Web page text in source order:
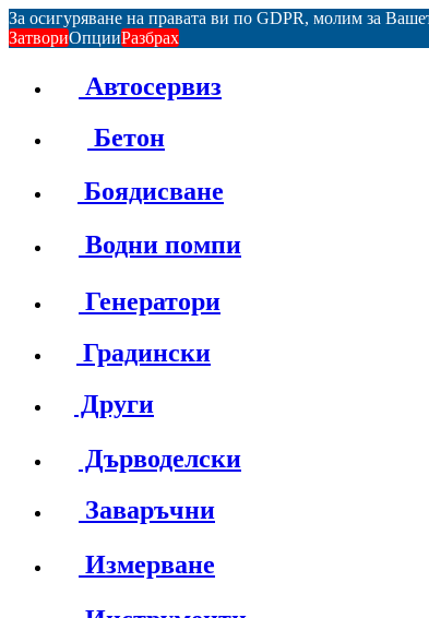
За осигуряване на правата ви по GDPR, молим за
ЗатвориОпцииРазбрах
Автосервиз
Бетон
Боядисване
Водни помпи
Генератори
Градински
Други
Дърводелски
Заваръчни
Измерване